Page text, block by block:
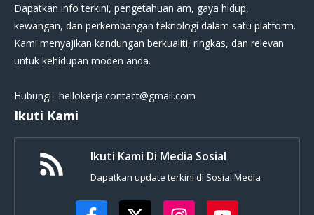
Dapatkan info terkini, pengetahuan am, gaya hidup,
kewangan, dan perkembangan teknologi dalam satu platform.
Kami menyajikan kandungan berkualiti, ringkas, dan relevan
untuk kehidupan moden anda.
Hubungi : hellokerja.contact@gmail.com
Ikuti Kami
Ikuti Kami Di Media Sosial
Dapatkan update terkini di Sosial Media